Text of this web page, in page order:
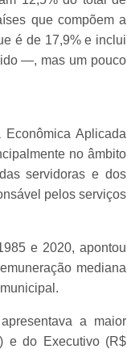
que compõem a
é de 17,9% e inclui
—, mas um pouco
Aplicada
no âmbito
servidoras e dos
pelos serviços
e 2020, apontou
mediana
a maior
e do Executivo (R$